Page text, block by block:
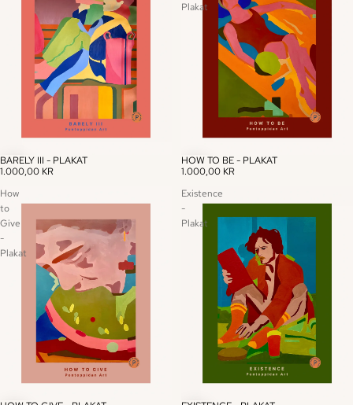
BARELY III - PLAKAT
1.000,00 KR
Plakat
HOW TO BE - PLAKAT
1.000,00 KR
How
to
Give
-
Plakat
Existence
-
Plakat